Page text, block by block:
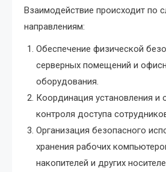
Взаимодействие происходит по
направлениям:
Обеспечение физической
серверных помещений и
оборудования.
Координация установления и
контроля доступа
Организация безопасного
хранения рабочих
накопителей и других